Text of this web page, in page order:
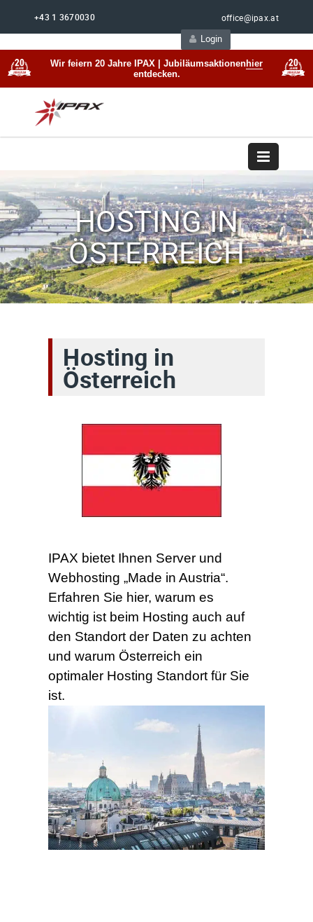
+43 1 3670030
office@ipax.at
Login
Wir feiern 20 Jahre IPAX | Jubiläumsaktionenhier
entdecken.
HOSTING IN
ÖSTERREICH
Hosting in
Österreich
IPAX bietet Ihnen Server und
Webhosting „Made in Austria“.
Erfahren Sie hier, warum es
wichtig ist beim Hosting auch auf
den Standort der Daten zu achten
und warum Österreich ein
optimaler Hosting Standort für Sie
ist.